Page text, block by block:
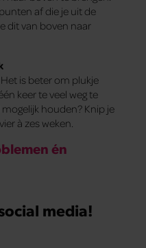
af die je uit de
dit van boven naar
is beter om plukje
keer te veel weg te
houden? Knip je
à zes weken.
én
media!